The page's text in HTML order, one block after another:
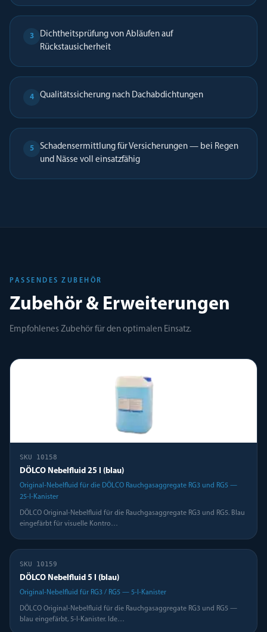
3
Dichtheitsprüfung von Abläufen auf
Rückstausicherheit
4 Qualitätssicherung nach Dachabdichtungen
5
Schadensermittlung für Versicherungen — bei Regen
und Nässe voll einsatzfähig
PASSENDES ZUBEHÖR
Zubehör & Erweiterungen
Empfohlenes Zubehör für den optimalen Einsatz.
SKU 10158
DÖLCO Nebelfluid 25 l (blau)
Original-Nebelfluid für die DÖLCO Rauchgasaggregate RG3 und RG5 —
25-l-Kanister
DÖLCO Original-Nebelfluid für die Rauchgasaggregate RG3 und RG5. Blau
eingefärbt für visuelle Kontro…
SKU 10159
DÖLCO Nebelfluid 5 l (blau)
Original-Nebelfluid für RG3 / RG5 — 5-l-Kanister
DÖLCO Original-Nebelfluid für die Rauchgasaggregate RG3 und RG5 —
blau eingefärbt, 5-l-Kanister. Ide…